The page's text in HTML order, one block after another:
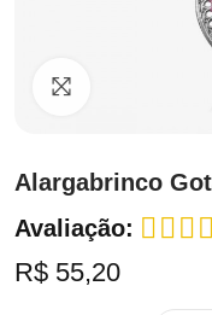
Clique
Alargabrinco
Avaliação:
R$ 55,20